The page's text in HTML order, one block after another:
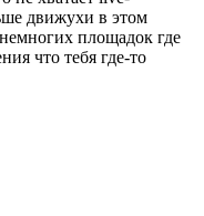
движухи в этом
площадок где
что тебя где-то